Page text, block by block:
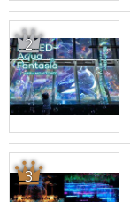
2
3